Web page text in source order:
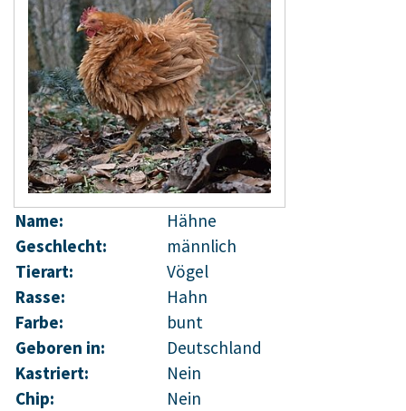
Name:
Hähne
Geschlecht:
männlich
Tierart:
Vögel
Rasse:
Hahn
Farbe:
bunt
Geboren in:
Deutschland
Kastriert:
Nein
Chip:
Nein